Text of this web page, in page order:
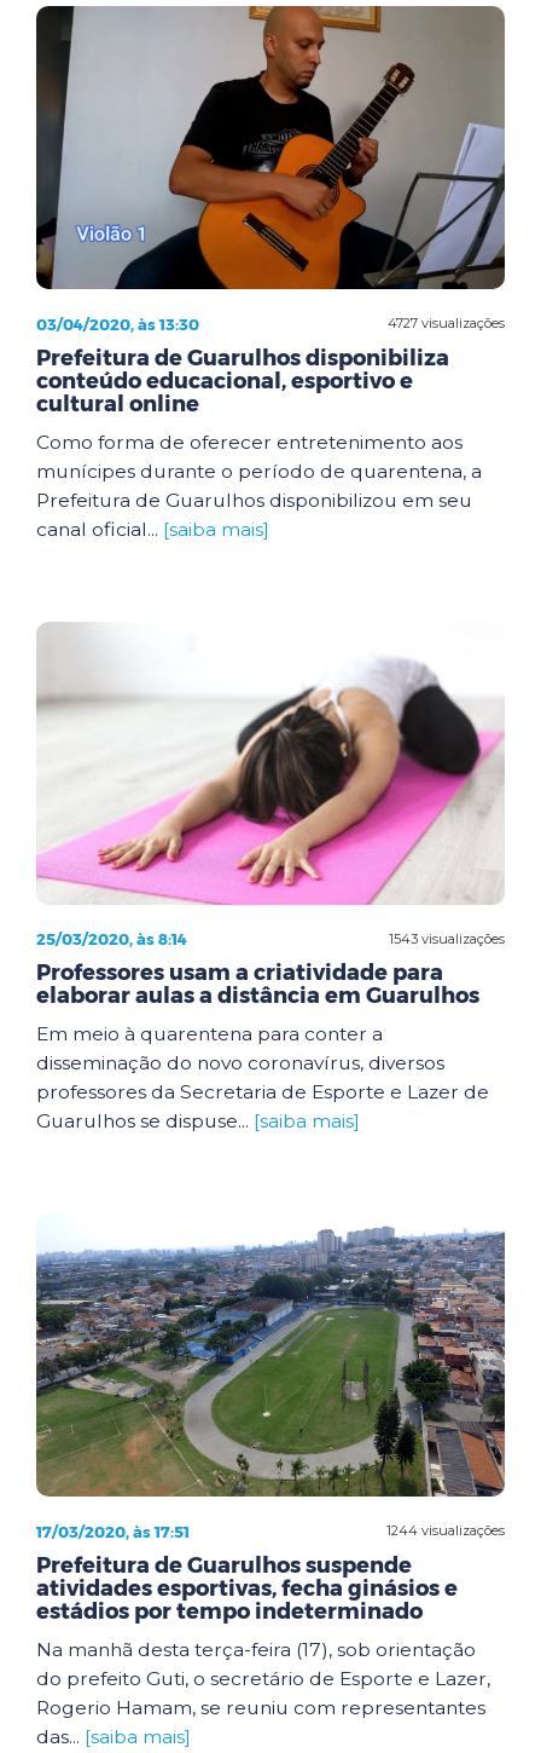
4727 visualizações
03/04/2020, às 13:30
Prefeitura de Guarulhos disponibiliza
conteúdo educacional, esportivo e
cultural online
Como forma de oferecer entretenimento aos
munícipes durante o período de quarentena, a
Prefeitura de Guarulhos disponibilizou em seu
canal oficial... [saiba mais]
1543 visualizações
25/03/2020, às 8:14
Professores usam a criatividade para
elaborar aulas a distância em Guarulhos
Em meio à quarentena para conter a
disseminação do novo coronavírus, diversos
professores da Secretaria de Esporte e Lazer de
Guarulhos se dispuse... [saiba mais]
1244 visualizações
17/03/2020, às 17:51
Prefeitura de Guarulhos suspende
atividades esportivas, fecha ginásios e
estádios por tempo indeterminado
Na manhã desta terça-feira (17), sob orientação
do prefeito Guti, o secretário de Esporte e Lazer,
Rogerio Hamam, se reuniu com representantes
das... [saiba mais]